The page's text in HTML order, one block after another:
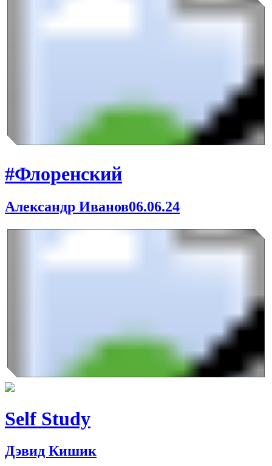
#Флоренский
Александр Иванов06.06.24
Self Study
Дэвид Кишик